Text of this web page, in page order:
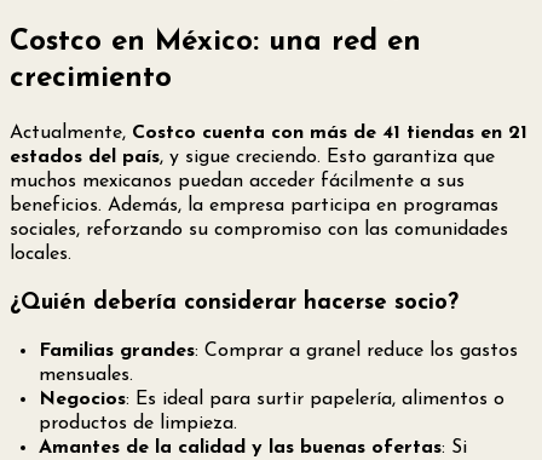
Costco en México: una red en
crecimiento
Actualmente, Costco cuenta con más de 41 tiendas en 21
estados del país, y sigue creciendo. Esto garantiza que
muchos mexicanos puedan acceder fácilmente a sus
beneficios. Además, la empresa participa en programas
sociales, reforzando su compromiso con las comunidades
locales.
¿Quién debería considerar hacerse socio?
Familias grandes: Comprar a granel reduce los gastos
mensuales.
Negocios: Es ideal para surtir papelería, alimentos o
productos de limpieza.
Amantes de la calidad y las buenas ofertas: Si